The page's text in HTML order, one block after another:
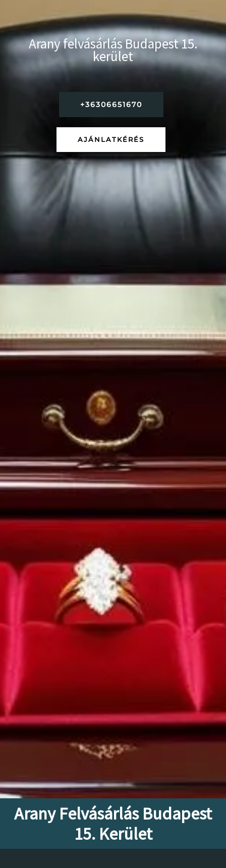
Arany felvásárlás Budapest 15.
kerület
+36306651670
AJÁNLATKÉRÉS
Arany Felvásárlás Budapest
15. Kerület